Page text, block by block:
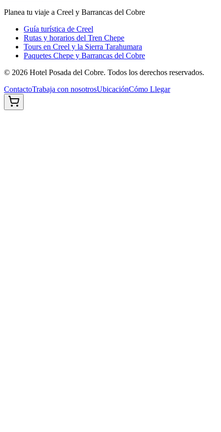
Planea tu viaje a Creel y Barrancas del Cobre
Guía turística de Creel
Rutas y horarios del Tren Chepe
Tours en Creel y la Sierra Tarahumara
Paquetes Chepe y Barrancas del Cobre
© 2026 Hotel Posada del Cobre. Todos los derechos reservados.
ContactoTrabaja con nosotrosUbicaciónCómo Llegar